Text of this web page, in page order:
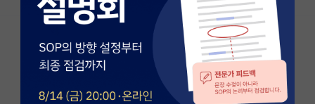
커뮤니티
커뮤니티 홈
전체글보기
베스트 게시판